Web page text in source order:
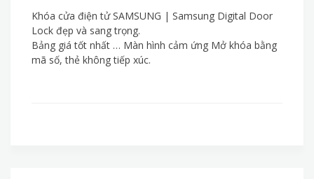
Khóa cửa điện tử SAMSUNG | Samsung Digital Door
Lock đẹp và sang trọng.
Bảng giá tốt nhất … Màn hình cảm ứng Mở khóa bằng
mã số, thẻ không tiếp xúc.